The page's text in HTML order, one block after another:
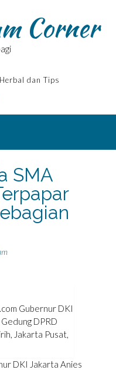
Corner
dan Tips
SMA
Gubernur DKI
DPRD
Jakarta Pusat,
DKI Jakarta Anies